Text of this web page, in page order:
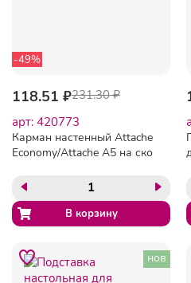
-49%
118.51 ₽231.30 ₽
арт: 420773
Карман настенный Attache
Economy/Attache А5 на ско
нов